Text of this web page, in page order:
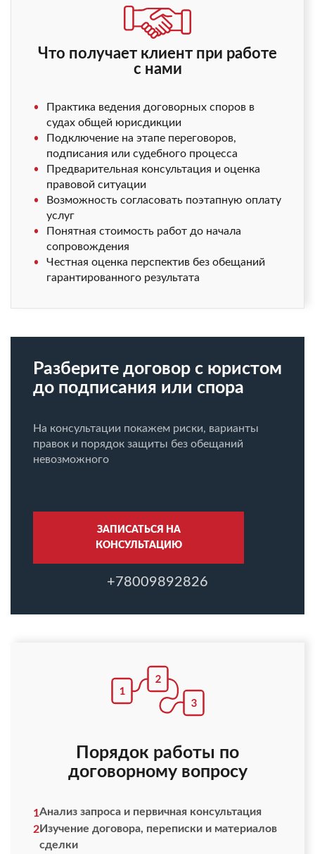
Что получает клиент при работе
с нами
Практика ведения договорных споров в
судах общей юрисдикции
Подключение на этапе переговоров,
подписания или судебного процесса
Предварительная консультация и оценка
правовой ситуации
Возможность согласовать поэтапную оплату
услуг
Понятная стоимость работ до начала
сопровождения
Честная оценка перспектив без обещаний
гарантированного результата
Разберите договор с юристом
до подписания или спора
На консультации покажем риски, варианты
правок и порядок защиты без обещаний
невозможного
ЗАПИСАТЬСЯ НА
КОНСУЛЬТАЦИЮ
+78009892826
Порядок работы по
договорному вопросу
1Анализ запроса и первичная консультация
2Изучение договора, переписки и материалов
сделки